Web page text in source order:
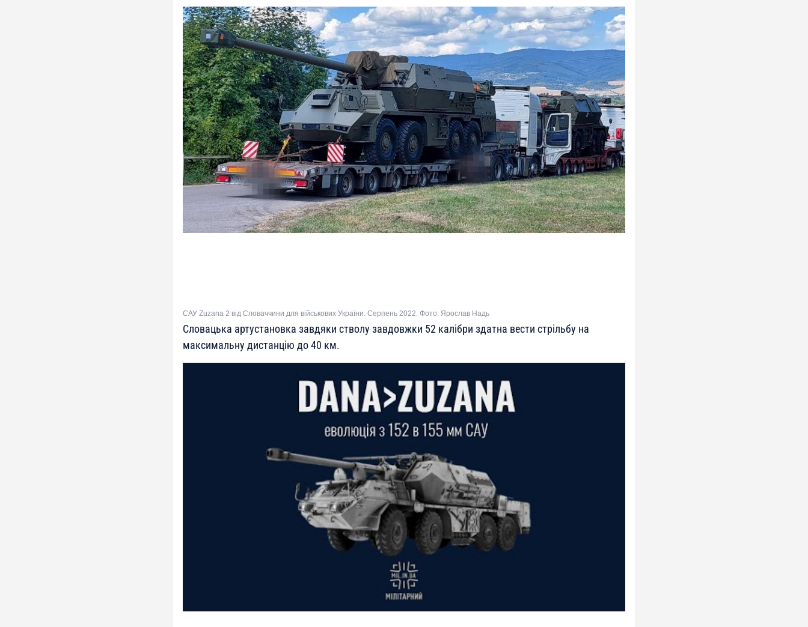
САУ Zuzana 2 від Словаччини для військових України. Серпень 2022. Фото: Ярослав Надь
Словацька артустановка завдяки стволу завдовжки 52 калібри здатна вести стрільбу на
максимальну дистанцію до 40 км.